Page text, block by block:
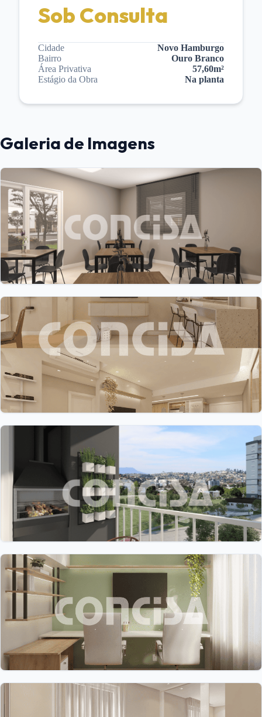
Sob Consulta
Cidade
Novo Hamburgo
Bairro
Ouro Branco
Área Privativa
57,60m²
Estágio da Obra
Na planta
Galeria de Imagens